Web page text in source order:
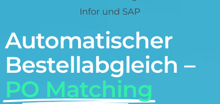
Automatischer
Bestellabgleich –
PO Matching